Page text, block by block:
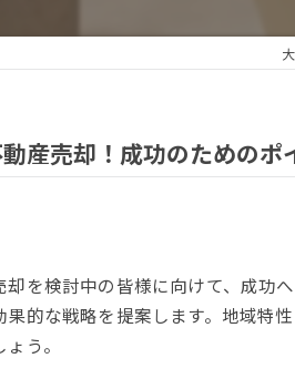
産売却！成功のためのポ
を検討中の皆様に向けて、成功
的な戦略を提案します。地域特
う。